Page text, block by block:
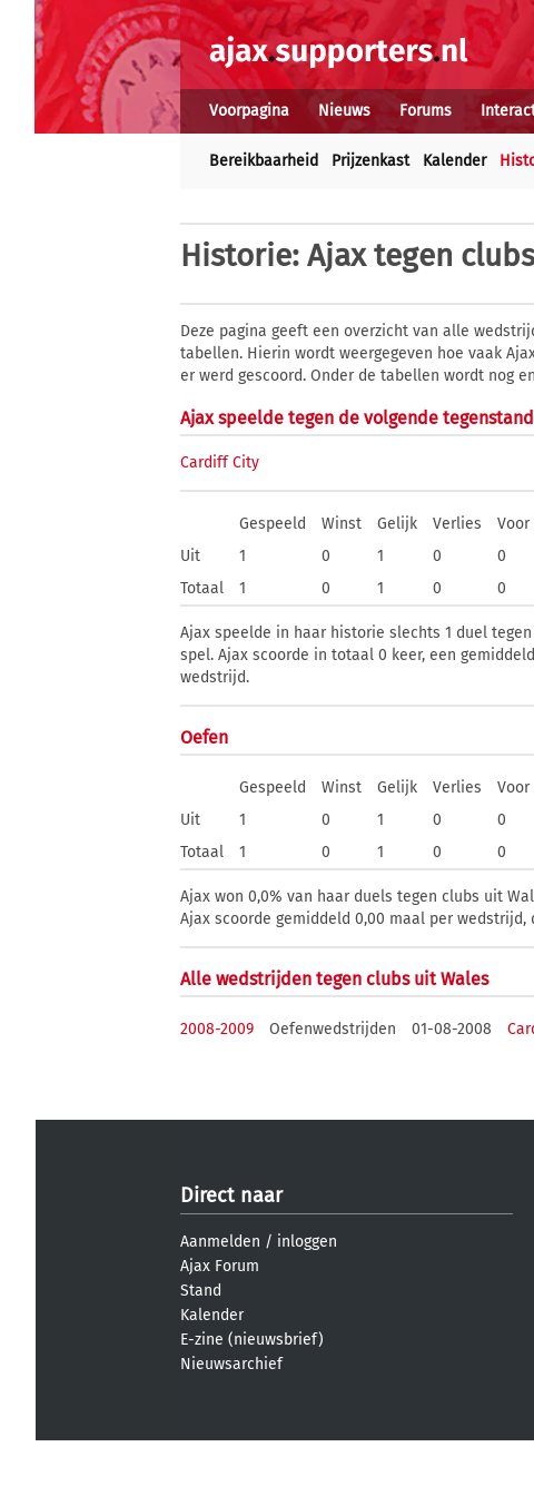
Voorpagina Nieuws Forums
Bereikbaarheid Prijzenkast Kalender
Historie: Ajax tegen
Deze pagina geeft een overzicht van alle
tabellen. Hierin wordt weergegeven hoe vaak
er werd gescoord. Onder de tabellen wordt nog
Ajax speelde tegen de volgende
Cardiff City
Gespeeld Winst Gelijk Verlies Voor
Uit
1 0 1 0 0
Totaal
1 0 1 0 0
Ajax speelde in haar historie slechts 1 duel
spel. Ajax scoorde in totaal 0 keer, een
wedstrijd.
Oefen
Gespeeld Winst Gelijk Verlies Voor
Uit
1 0 1 0 0
Totaal
1 0 1 0 0
Ajax won 0,0% van haar duels tegen clubs uit
Ajax scoorde gemiddeld 0,00 maal per wedstrijd,
Alle wedstrijden tegen clubs uit Wales
2008-2009 Oefenwedstrijden 01-08-2008
Direct naar
Aanmelden / inloggen
Ajax Forum
Stand
Kalender
E-zine (nieuwsbrief)
Nieuwsarchief